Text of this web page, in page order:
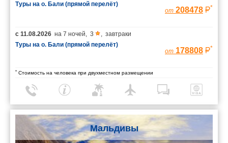
Туры на о. Бали (прямой перелёт)
от 208478 *
с 11.08.2026 на 7 ночей, 3 , завтраки
Туры на о. Бали (прямой перелёт)
от 178808 *
* Стоимость на человека при двухместном размещении
Мальдивы